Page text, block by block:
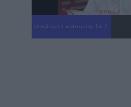
Următorul videoclip în 4